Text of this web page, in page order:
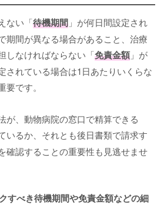
ない「待機期間 」が何日間設定され
期間が異なる場合があること、治療
しなければならない「免責金額 」が
されている場合は1日あたりいくらな
です。
が、動物病院の窓口で精算できる
いるか、それとも後日書類で請求す
確認することの重要性も見逃せませ
すべき待機期間や免責金額などの細